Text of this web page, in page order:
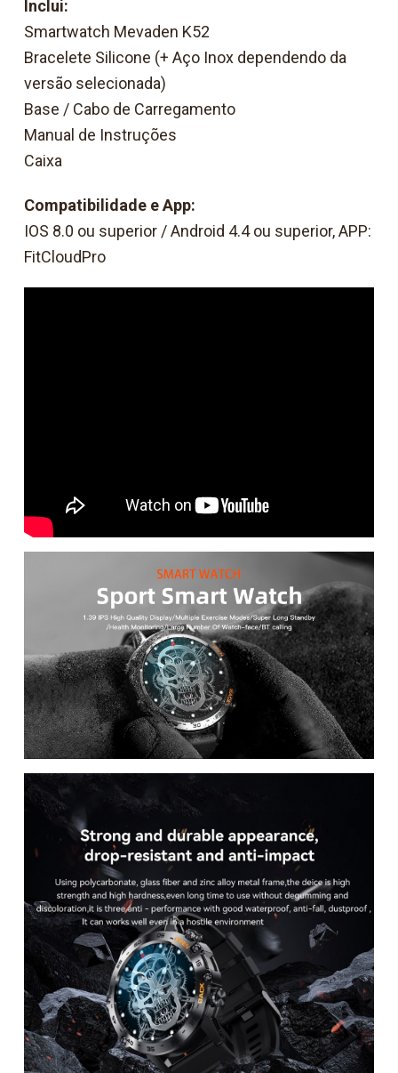
Inclui:
Smartwatch Mevaden K52
Bracelete Silicone (+ Aço Inox dependendo da
versão selecionada)
Base / Cabo de Carregamento
Manual de Instruções
Caixa
Compatibilidade e App:
IOS 8.0 ou superior / Android 4.4 ou superior, APP:
FitCloudPro